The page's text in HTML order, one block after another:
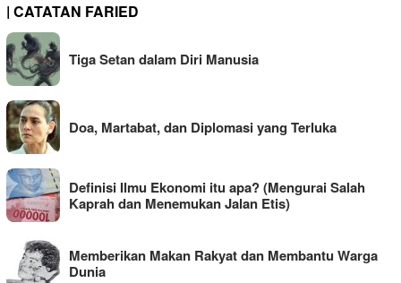
| CATATAN FARIED
Tiga Setan dalam Diri Manusia
Doa, Martabat, dan Diplomasi yang Terluka
Definisi Ilmu Ekonomi itu apa? (Mengurai Salah
Kaprah dan Menemukan Jalan Etis)
Memberikan Makan Rakyat dan Membantu Warga
Dunia